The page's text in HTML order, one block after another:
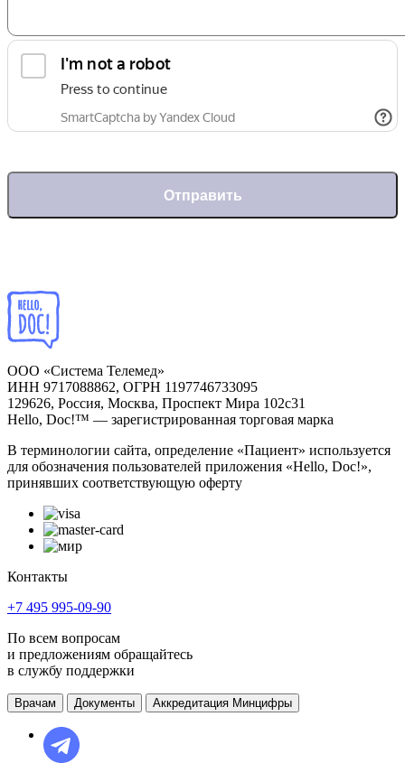
Отправить
ООО «Система Телемед»
ИНН 9717088862, ОГРН 1197746733095
129626, Россия, Москва, Проспект Мира 102с31
Hello, Doc!™ — зарегистрированная торговая марка
В терминологии сайта, определение «Пациент» используется
для обозначения пользователей приложения «Hello, Doc!»,
принявших соответствующую оферту
Контакты
+7 495 995-09-90
По всем вопросам
и предложениям обращайтесь
в службу поддержки
Врачам Документы Аккредитация Минцифры